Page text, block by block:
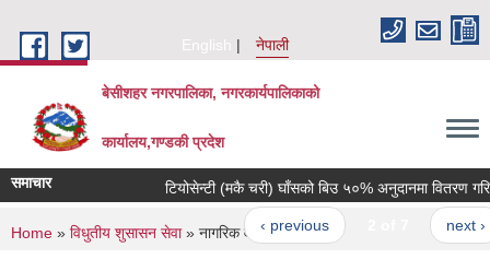
English
नेपाली
बेसीशहर नगरपालिका, नगरकार्यपालिकाको
कार्यालय,गण्डकी प्रदेश
समाचार टियोसेन्टी (मकै चरी) घाँसको बिउ ५०% अनुदानमा वितरण गरिने
‹ previous next ›
You are here
Home » विधुतीय शुसासन सेवा» नागरिक वडापत्र